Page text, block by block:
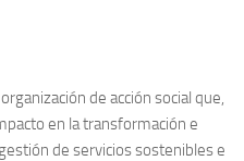
de acción social que,
en la transformación e
de servicios sostenibles e